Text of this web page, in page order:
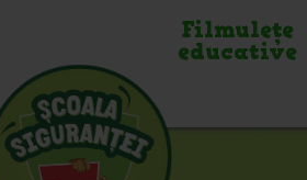
Filmuleţe
educative